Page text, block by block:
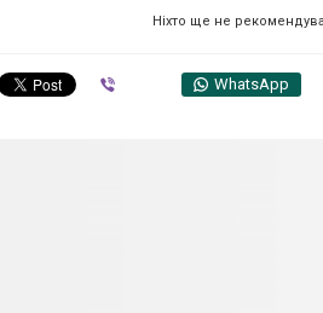
Ніхто ще не
WhatsApp